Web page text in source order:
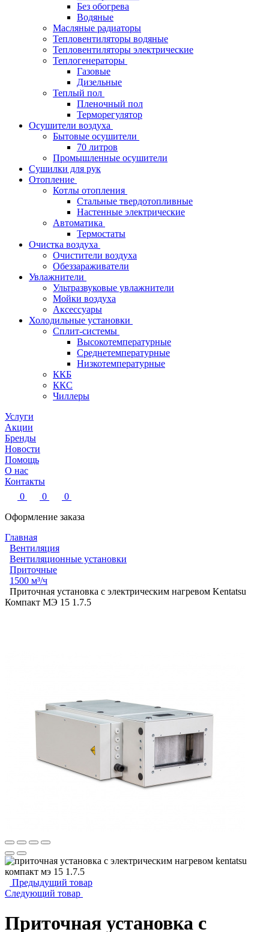
Без обогрева
Водяные
Масляные радиаторы
Тепловентиляторы водяные
Тепловентиляторы электрические
Теплогенераторы
Газовые
Дизельные
Теплый пол
Пленочный пол
Терморегулятор
Осушители воздуха
Бытовые осушители
70 литров
Промышленные осушители
Сушилки для рук
Отопление
Котлы отопления
Стальные твердотопливные
Настенные электрические
Автоматика
Термостаты
Очистка воздуха
Очистители воздуха
Обеззараживатели
Увлажнители
Ультразвуковые увлажнители
Мойки воздуха
Аксессуары
Холодильные установки
Сплит-системы
Высокотемпературные
Среднетемпературные
Низкотемпературные
ККБ
ККС
Чиллеры
Услуги
Акции
Бренды
Новости
Помощь
О нас
Контакты
0
0
0
Оформление заказа
Главная
Вентиляция
Вентиляционные установки
Приточные
1500 м³/ч
Приточная установка с электрическим нагревом Kentatsu
Компакт МЭ 15 1.7.5
Предыдущий товар
Следующий товар
Приточная установка с